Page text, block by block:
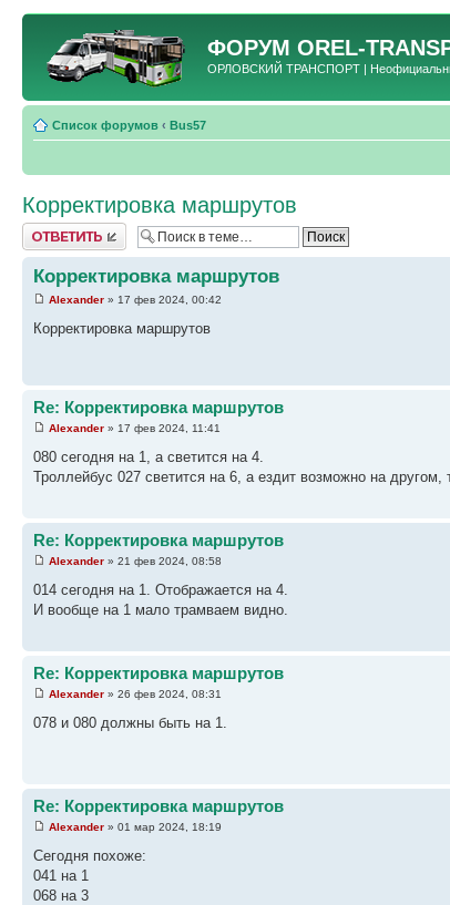
ФОРУМ OREL-
ОРЛОВСКИЙ ТРАНСПОРТ |
Список форумов ‹ Bus57
Корректировка маршрутов
Ответить
Корректировка маршрутов
Alexander » 17 фев 2024, 00:42
Корректировка маршрутов
Re: Корректировка маршрутов
Alexander » 17 фев 2024, 11:41
080 сегодня на 1, а светится на 4.
Троллейбус 027 светится на 6, а ездит возможно на другом,
Re: Корректировка маршрутов
Alexander » 21 фев 2024, 08:58
014 сегодня на 1. Отображается на 4.
И вообще на 1 мало трамваем видно.
Re: Корректировка маршрутов
Alexander » 26 фев 2024, 08:31
078 и 080 должны быть на 1.
Re: Корректировка маршрутов
Alexander » 01 мар 2024, 18:19
Сегодня похоже:
041 на 1
068 на 3